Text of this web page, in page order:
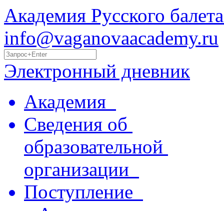
Академия Русского
info@vaganovaacademy.ru
Электронный дневник
Академия
Сведения об
образовательной
организации
Поступление